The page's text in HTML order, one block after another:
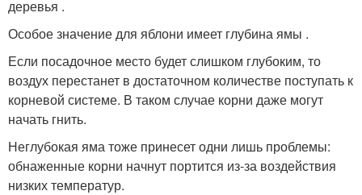
деревья .
Особое значение для яблони имеет глубина ямы .
Если посадочное место будет слишком глубоким, то
воздух перестанет в достаточном количестве поступать к
корневой системе. В таком случае корни даже могут
начать гнить.
Неглубокая яма тоже принесет одни лишь проблемы:
обнаженные корни начнут портится из-за воздействия
низких температур.